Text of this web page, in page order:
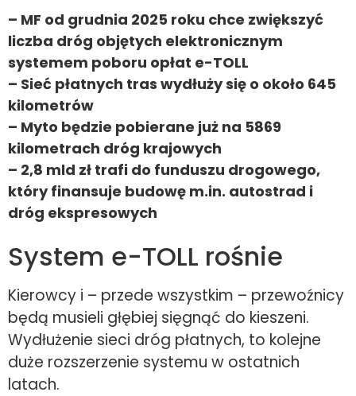
– MF od grudnia 2025 roku chce zwiększyć
liczba dróg objętych elektronicznym
systemem poboru opłat e-TOLL
– Sieć płatnych tras wydłuży się o około 645
kilometrów
– Myto będzie pobierane już na 5869
kilometrach dróg krajowych
– 2,8 mld zł trafi do funduszu drogowego,
który finansuje budowę m.in. autostrad i
dróg ekspresowych
System e-TOLL rośnie
Kierowcy i – przede wszystkim – przewoźnicy
będą musieli głębiej sięgnąć do kieszeni.
Wydłużenie sieci dróg płatnych, to kolejne
duże rozszerzenie systemu w ostatnich
latach.